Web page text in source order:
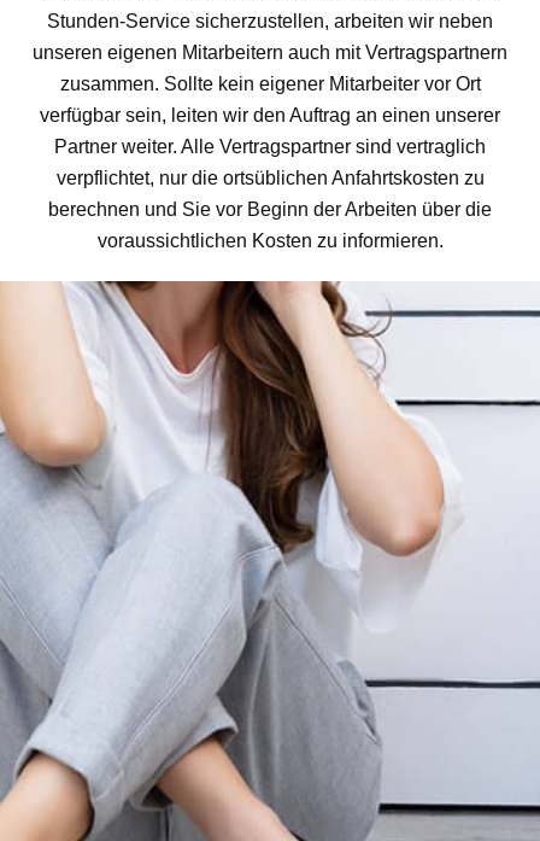
Stunden-Service sicherzustellen, arbeiten wir neben
unseren eigenen Mitarbeitern auch mit Vertragspartnern
zusammen. Sollte kein eigener Mitarbeiter vor Ort
verfügbar sein, leiten wir den Auftrag an einen unserer
Partner weiter. Alle Vertragspartner sind vertraglich
verpflichtet, nur die ortsüblichen Anfahrtskosten zu
berechnen und Sie vor Beginn der Arbeiten über die
voraussichtlichen Kosten zu informieren.